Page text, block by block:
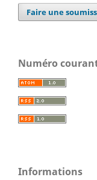
Faire une
Numéro
Informations